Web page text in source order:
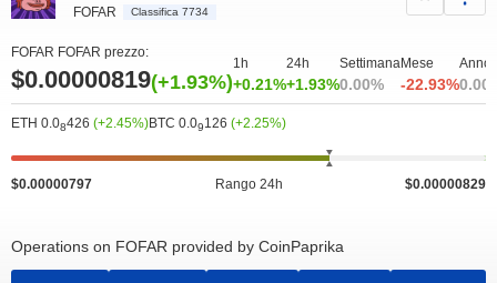
FOFAR Classifica 7734
FOFAR FOFAR prezzo:
$0.00000819(+1.93%)
1h
+0.21%
24h
+1.93%
Settimana
0.00%
Mese
-22.93%
Anno
ETH 0.08426 (+2.45%)BTC 0.09126 (+2.25%)
$0.00000797 Rango 24h $0.00000829
Operations on FOFAR provided by CoinPaprika